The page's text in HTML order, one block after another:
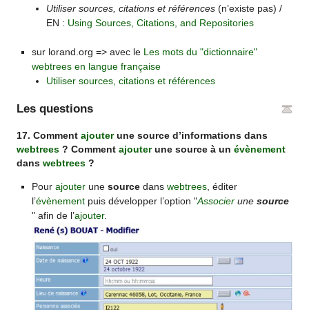
Utiliser sources, citations et références (n’existe pas) /
EN : Using Sources, Citations, and Repositories
sur lorand.org => avec le Les mots du "dictionnaire"
webtrees en langue française
Utiliser sources, citations et références
Les questions
17. Commentajouterune source d’informations dans
webtrees ? Commentajouterune source à unévènement
danswebtrees ?
Pour ajouterune sourcedans webtrees, éditer
l’évènementpuis développer l’option "Associerune source
" afin de l’ajouter.